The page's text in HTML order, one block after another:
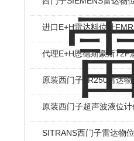
进口E+H雷达料位计
代理E+H恩德斯豪斯72F
原装西门子LR250雷达
原装西门子超声波液位
SITRANS西门子雷达物